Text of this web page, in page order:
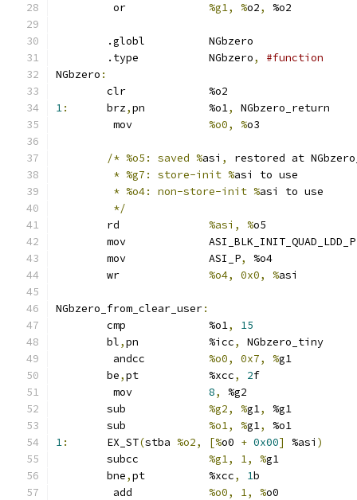
%g1, %o2, %o2
	.globl		NGbzero
	.type		NGbzero
,
#function
NGbzero :
	clr		%o2
1:
	brz
, pn		%o1,
NGbzero_return
%o0, %o3
/* %o5: saved %asi ,
restored at
* %g7: store-init %asi to use
*
%o4:	non-store-init %asi to use
*/
%asi, %o5
	mov		ASI_BLK_INIT_QUAD_LDD_P
	mov		ASI_P
,
%o4
%o4, 0x0, %asi
NGbzero_from_clear_user:
	cmp		%o1
,
15
	bl
, pn		%icc,
NGbzero_tiny
%o0, 0x7, %g1
	be
, pt		%xcc, 2f
8,
%g2
%g2, %g1,
%g1
%o1, %g1,
%o1
1:
	EX_ST
(stba %o2, [%o0 + 0x00] %asi )
%g1, 1, %g1
	bne
, pt		%xcc, 1b
%o0, 1, %o0